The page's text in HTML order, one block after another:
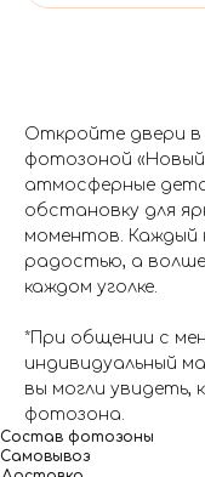
Откройте двери в
фотозоной
атмосферные
обстановку для
моментов. Каждый
радостью, а
каждом уголке.
*При общении с
индивидуальный
вы могли увидеть,
фотозона.
Состав фотозоны
Самовывоз